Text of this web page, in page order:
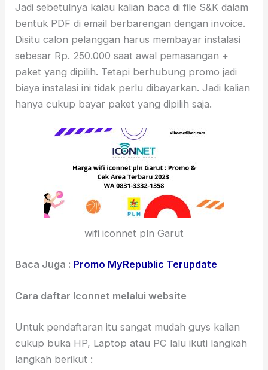
Jadi sebetulnya kalau kalian baca di file S&K dalam
bentuk PDF di email berbarengan dengan invoice.
Disitu calon pelanggan harus membayar instalasi
sebesar Rp. 250.000 saat awal pemasangan +
paket yang dipilih. Tetapi berhubung promo jadi
biaya instalasi ini tidak perlu dibayarkan. Jadi kalian
hanya cukup bayar paket yang dipilih saja.
wifi iconnet pln Garut
Baca Juga : Promo MyRepublic Terupdate
Cara daftar Iconnet melalui website
Untuk pendaftaran itu sangat mudah guys kalian
cukup buka HP, Laptop atau PC lalu ikuti langkah
langkah berikut :